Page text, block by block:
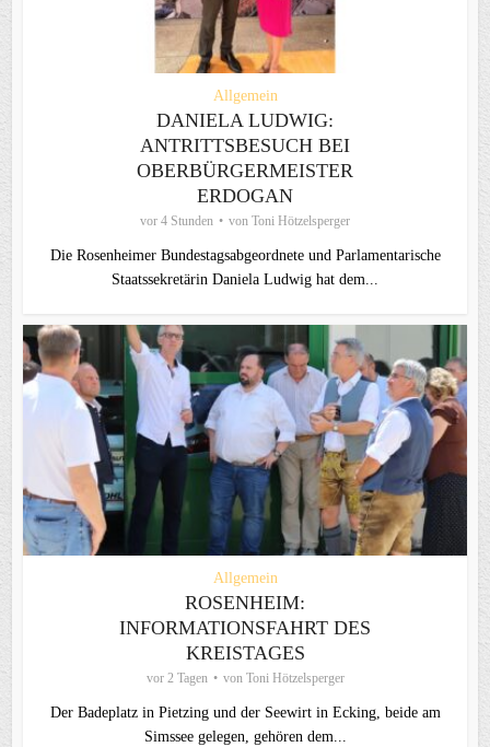
Allgemein
DANIELA LUDWIG:
ANTRITTSBESUCH BEI
OBERBÜRGERMEISTER
ERDOGAN
vor 4 Stunden von Toni Hötzelsperger
Die Rosenheimer Bundestagsabgeordnete und Parlamentarische
Staatssekretärin Daniela Ludwig hat dem...
Allgemein
ROSENHEIM:
INFORMATIONSFAHRT DES
KREISTAGES
vor 2 Tagen von Toni Hötzelsperger
Der Badeplatz in Pietzing und der Seewirt in Ecking, beide am
Simssee gelegen, gehören dem...